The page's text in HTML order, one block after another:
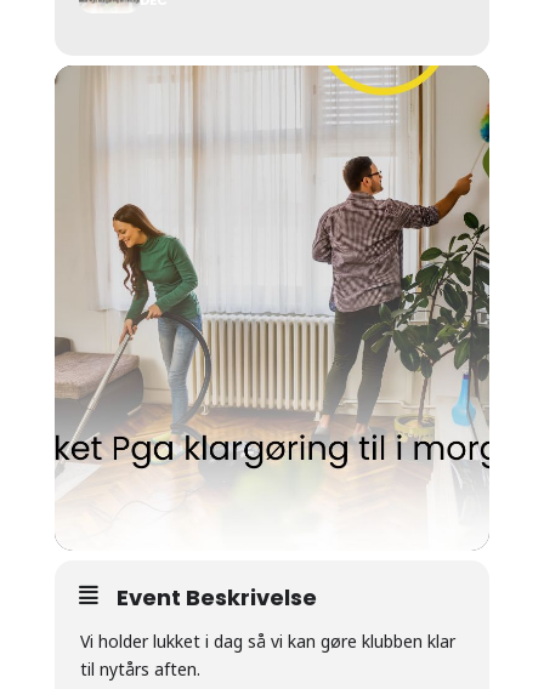
Event Beskrivelse
Vi holder lukket i dag så vi kan gøre klubben klar
til nytårs aften.